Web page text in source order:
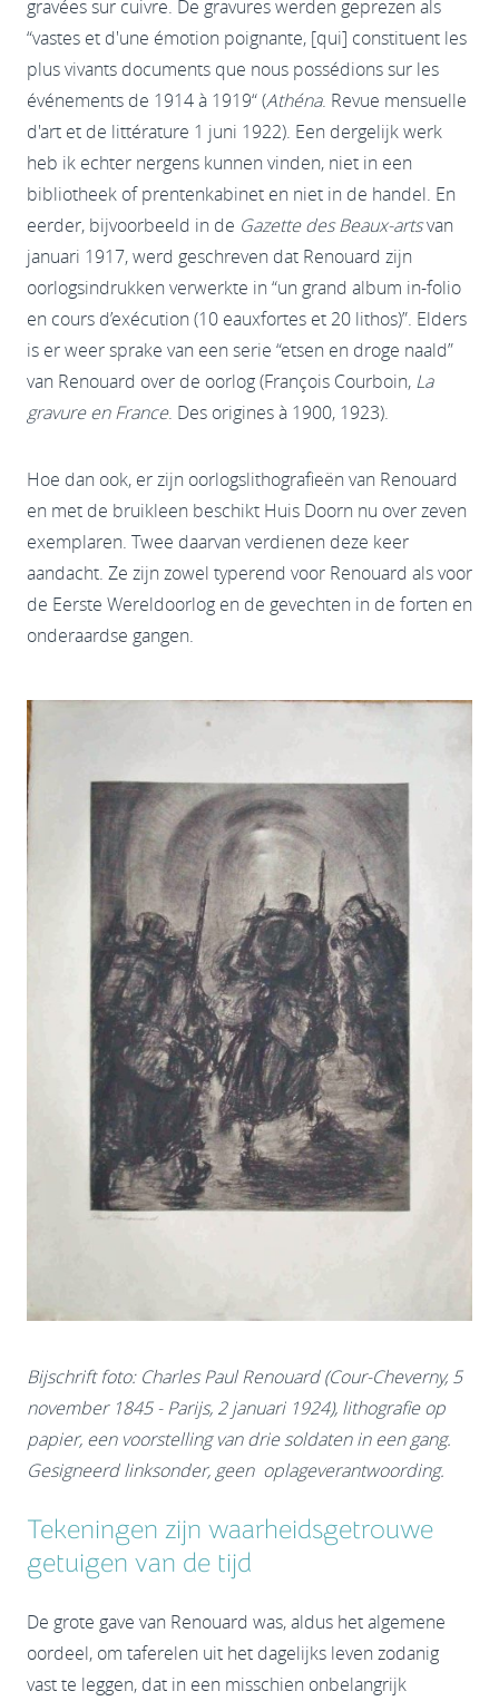
gravées sur cuivre. De gravures werden geprezen als
“vastes et d'une émotion poignante, [qui] constituent les
plus vivants documents que nous possédions sur les
événements de 1914 à 1919“ (Athéna. Revue mensuelle
d'art et de littérature 1 juni 1922). Een dergelijk werk
heb ik echter nergens kunnen vinden, niet in een
bibliotheek of prentenkabinet en niet in de handel. En
eerder, bijvoorbeeld in de Gazette des Beaux-artsvan
januari 1917, werd geschreven dat Renouard zijn
oorlogsindrukken verwerkte in “un grand album in-folio
en cours d’exécution (10 eauxfortes et 20 lithos)”. Elders
is er weer sprake van een serie “etsen en droge naald”
van Renouard over de oorlog (François Courboin, La
gravure en France. Des origines à 1900, 1923).
Hoe dan ook, er zijn oorlogslithografieën van Renouard
en met de bruikleen beschikt Huis Doorn nu over zeven
exemplaren. Twee daarvan verdienen deze keer
aandacht. Ze zijn zowel typerend voor Renouard als voor
de Eerste Wereldoorlog en de gevechten in de forten en
onderaardse gangen.
Bijschrift foto: Charles Paul Renouard (Cour-Cheverny, 5
november 1845 - Parijs, 2 januari 1924), lithografie op
papier, een voorstelling van drie soldaten in een gang.
Gesigneerd linksonder, geen oplageverantwoording.
Tekeningen zijn waarheidsgetrouwe
getuigen van de tijd
De grote gave van Renouard was, aldus het algemene
oordeel, om taferelen uit het dagelijks leven zodanig
vast te leggen, dat in een misschien onbelangrijk